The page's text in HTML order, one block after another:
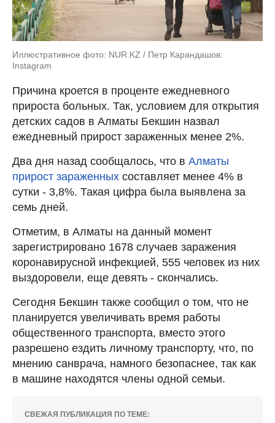
Иллюстративное фото: NUR.KZ / Петр Карандашов:
Instagram
Причина кроется в проценте ежедневного
прироста больных. Так, условием для открытия
детских садов в Алматы Бекшин назвал
ежедневный прирост зараженных менее 2%.
Два дня назад сообщалось, что в Алматы
прирост зараженных составляет менее 4% в
сутки - 3,8%. Такая цифра была выявлена за
семь дней.
Отметим, в Алматы на данный момент
зарегистрировано 1678 случаев заражения
коронавирусной инфекцией, 555 человек из них
выздоровели, еще девять - скончались.
Сегодня Бекшин также сообщил о том, что не
планируется увеличивать время работы
общественного транспорта, вместо этого
разрешено ездить личному транспорту, что, по
мнению санврача, намного безопаснее, так как
в машине находятся члены одной семьи.
СВЕЖАЯ ПУБЛИКАЦИЯ ПО ТЕМЕ: